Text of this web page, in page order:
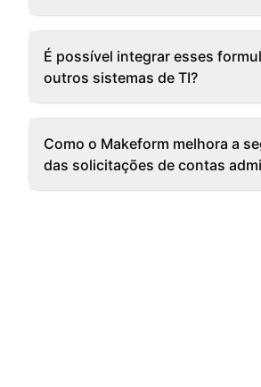
É possível integrar esses
outros sistemas de TI?
Como o Makeform melhora a
das solicitações de contas